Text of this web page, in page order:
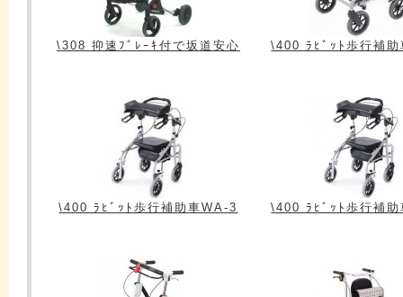
\308 抑速ﾌﾞﾚｰｷ付で坂道安心 \400 ﾗﾋﾞｯﾄ歩行補
\400 ﾗﾋﾞｯﾄ歩行補助車WA-3 \400 ﾗﾋﾞｯﾄ歩行補